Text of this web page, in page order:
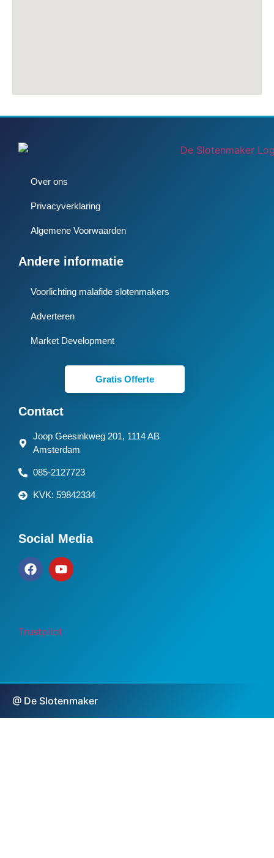
Over ons
Privacyverklaring
Algemene Voorwaarden
Andere informatie
Voorlichting malafide slotenmakers
Adverteren
Market Development
Gratis Offerte
Contact
Joop Geesinkweg 201, 1114 AB
Amsterdam
085-2127723
KVK: 59842334
Social Media
Trustpilot
@ De Slotenmaker